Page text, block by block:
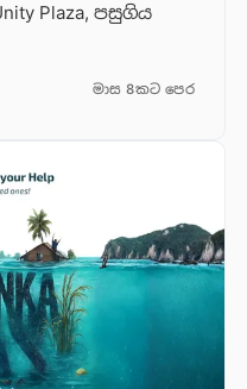
Plaza, පසුගිය
මාස 8කට පෙර